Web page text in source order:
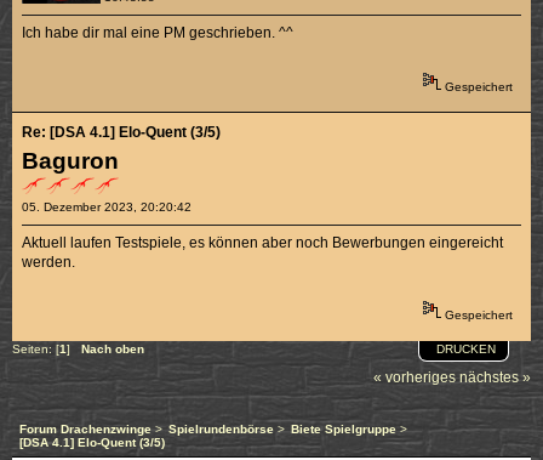
Ich habe dir mal eine PM geschrieben. ^^
Gespeichert
Baguron
05. Dezember 2023, 20:20:42
Re: [DSA 4.1] Elo-Quent (3/5)
Aktuell laufen Testspiele, es können aber noch Bewerbungen eingereicht
werden.
Gespeichert
DRUCKEN
Seiten: [1] Nach oben
« vorheriges nächstes »
Forum Drachenzwinge > Spielrundenbörse> Biete Spielgruppe>
[DSA 4.1] Elo-Quent (3/5)